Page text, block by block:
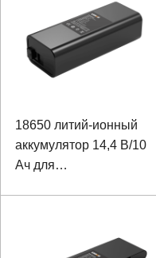
18650 литий-ионный
аккумулятор 14,4 В/10
Ач для